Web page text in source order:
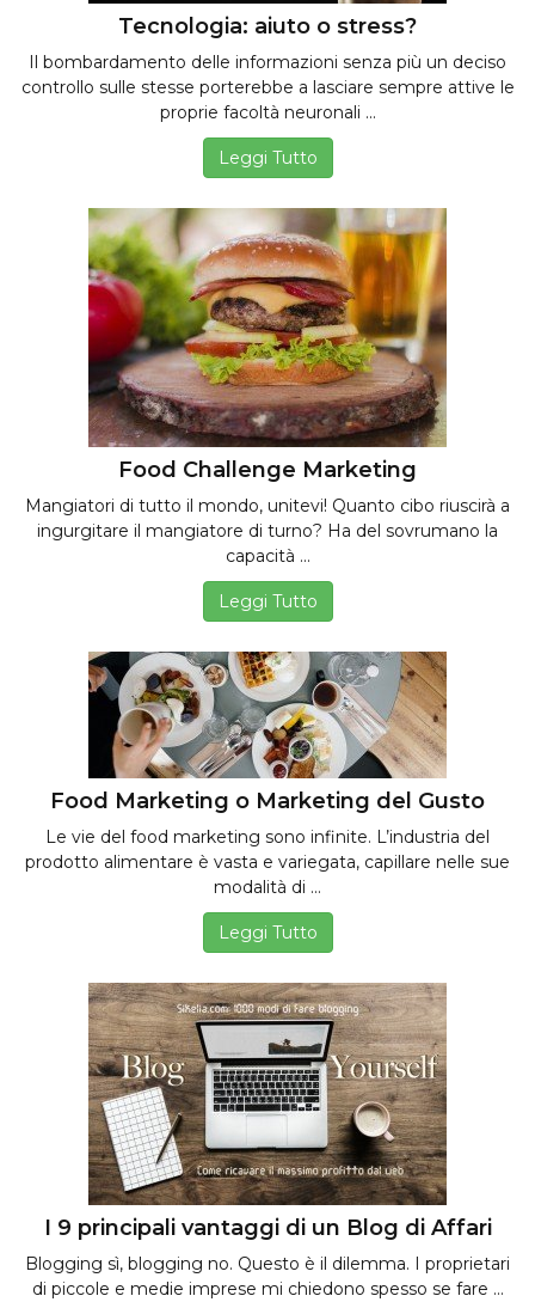
Tecnologia: aiuto o stress?
Il bombardamento delle informazioni senza più un deciso
controllo sulle stesse porterebbe a lasciare sempre attive le
proprie facoltà neuronali ...
Leggi Tutto
Food Challenge Marketing
Mangiatori di tutto il mondo, unitevi! Quanto cibo riuscirà a
ingurgitare il mangiatore di turno? Ha del sovrumano la
capacità ...
Leggi Tutto
Food Marketing o Marketing del Gusto
Le vie del food marketing sono infinite. L’industria del
prodotto alimentare è vasta e variegata, capillare nelle sue
modalità di ...
Leggi Tutto
I 9 principali vantaggi di un Blog di Affari
Blogging sì, blogging no. Questo è il dilemma. I proprietari
di piccole e medie imprese mi chiedono spesso se fare ...